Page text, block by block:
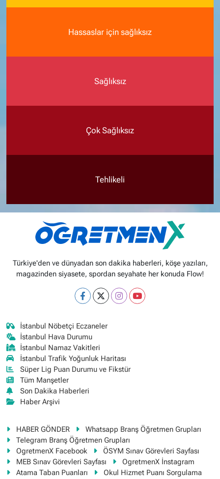
Hassaslar için sağlıksız
Sağlıksız
Çok Sağlıksız
Tehlikeli
Türkiye'den ve dünyadan son dakika haberleri, köşe yazıları,
magazinden siyasete, spordan seyahate her konuda Flow!
İstanbul Nöbetçi Eczaneler
İstanbul Hava Durumu
İstanbul Namaz Vakitleri
İstanbul Trafik Yoğunluk Haritası
Süper Lig Puan Durumu ve Fikstür
Tüm Manşetler
Son Dakika Haberleri
Haber Arşivi
HABER GÖNDER
Whatsapp Branş Öğretmen Grupları
Telegram Branş Öğretmen Grupları
OgretmenX Facebook
ÖSYM Sınav Görevleri Sayfası
MEB Sınav Görevleri Sayfası
OgretmenX İnstagram
Atama Taban Puanları
Okul Hizmet Puanı Sorgulama